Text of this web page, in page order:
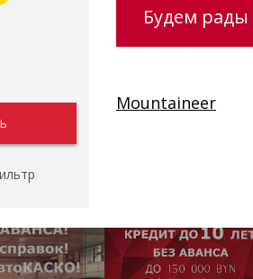
Будем рады
Mountaineer